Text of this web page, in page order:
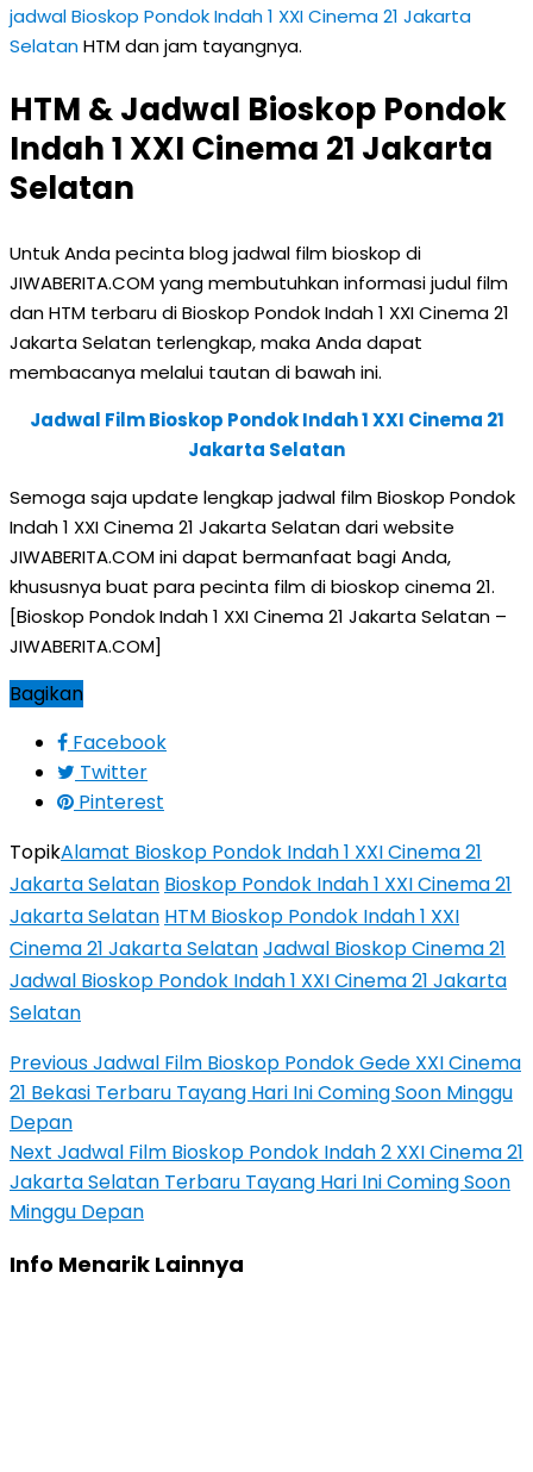
jadwal Bioskop Pondok Indah 1 XXI Cinema 21 Jakarta
SelatanHTM dan jam tayangnya.
HTM & Jadwal Bioskop Pondok
Indah 1 XXI Cinema 21 Jakarta
Selatan
Untuk Anda pecinta blog jadwal film bioskop di
JIWABERITA.COM yang membutuhkan informasi judul film
dan HTM terbaru di Bioskop Pondok Indah 1 XXI Cinema 21
Jakarta Selatan terlengkap, maka Anda dapat
membacanya melalui tautan di bawah ini.
Jadwal Film Bioskop Pondok Indah 1 XXI Cinema 21
Jakarta Selatan
Semoga saja update lengkap jadwal film Bioskop Pondok
Indah 1 XXI Cinema 21 Jakarta Selatan dari website
JIWABERITA.COM ini dapat bermanfaat bagi Anda,
khususnya buat para pecinta film di bioskop cinema 21.
[Bioskop Pondok Indah 1 XXI Cinema 21 Jakarta Selatan –
JIWABERITA.COM]
Bagikan
Facebook
Twitter
Pinterest
TopikAlamat Bioskop Pondok Indah 1 XXI Cinema 21
Jakarta Selatan Bioskop Pondok Indah 1 XXI Cinema 21
Jakarta Selatan HTM Bioskop Pondok Indah 1 XXI
Cinema 21 Jakarta SelatanJadwal Bioskop Cinema 21
Jadwal Bioskop Pondok Indah 1 XXI Cinema 21 Jakarta
Selatan
PreviousJadwal Film Bioskop Pondok Gede XXI Cinema
21 Bekasi Terbaru Tayang Hari Ini Coming Soon Minggu
Depan
Next Jadwal Film Bioskop Pondok Indah 2 XXI Cinema 21
Jakarta Selatan Terbaru Tayang Hari Ini Coming Soon
Minggu Depan
Info Menarik Lainnya